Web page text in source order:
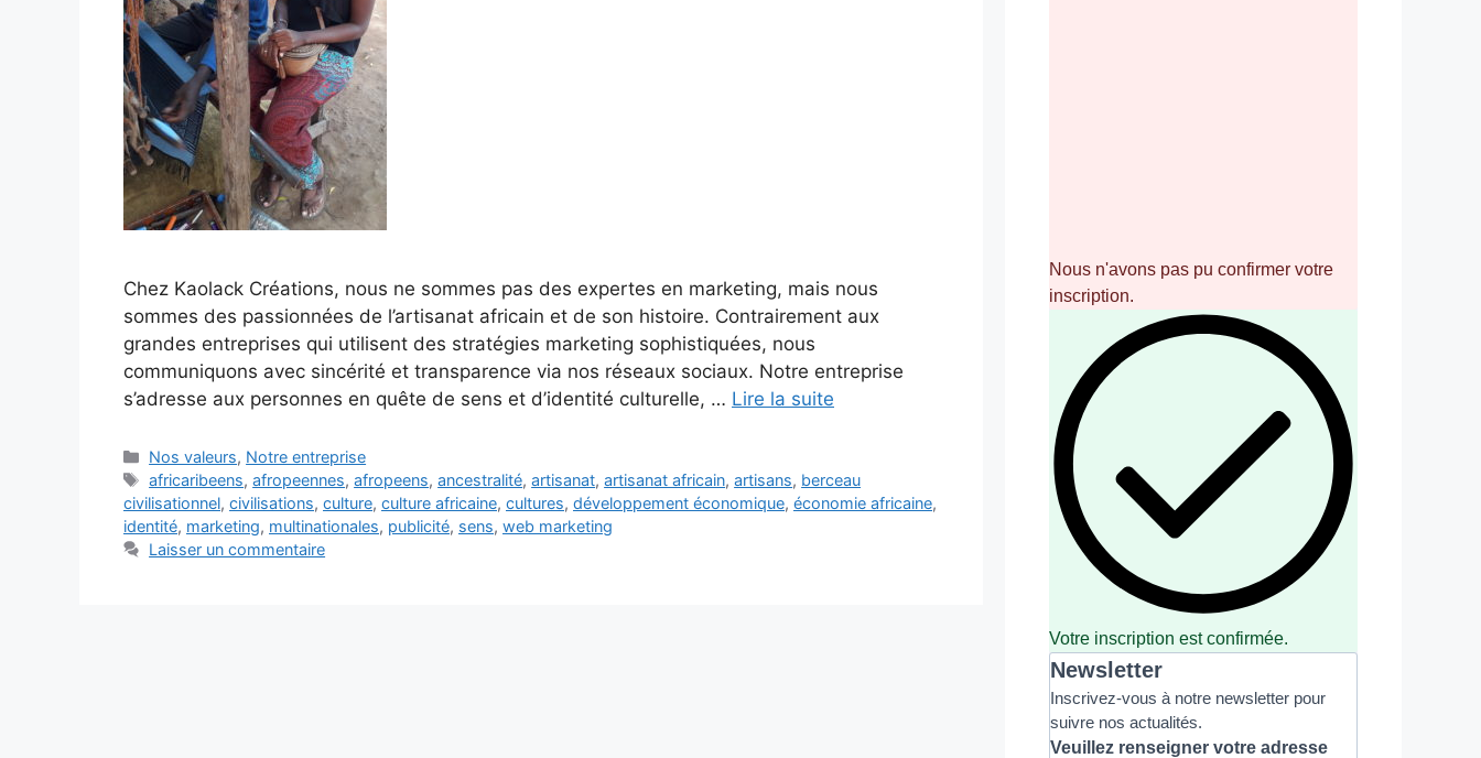
Chez Kaolack Créations, nous ne sommes pas des expertes en marketing, mais nous
sommes des passionnées de l’artisanat africain et de son histoire. Contrairement aux
grandes entreprises qui utilisent des stratégies marketing sophistiquées, nous
communiquons avec sincérité et transparence via nos réseaux sociaux. Notre entreprise
s’adresse aux personnes en quête de sens et d’identité culturelle, … Lire la suite
Catégories
Nos valeurs, Notre entreprise
Étiquettes
africaribeens,afropeennes,afropeens,ancestralité,artisanat,artisanat africain,artisans, berceau
civilisationnel, civilisations, culture, culture africaine, cultures, développement économique, économie africaine,
identité, marketing, multinationales, publicité, sens, web marketing
Laisser un commentaire
Nous n'avons pas pu confirmer votre
inscription.
Votre inscription est confirmée.
Newsletter
Inscrivez-vous à notre newsletter pour
suivre nos actualités.
Veuillez renseigner votre adresse